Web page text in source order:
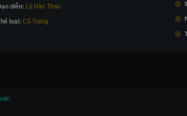
diễn: Lý Hàn Thao
loại: Cổ Trang